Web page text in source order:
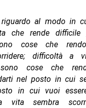
riguardo al modo in
che rende difficile
cose che
difficoltà a
cose che
nel posto in cui
in cui vuoi
sembra